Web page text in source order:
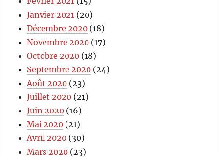
Janvier 2021 (20)
Décembre 2020 (18)
Novembre 2020 (17)
Octobre 2020 (18)
Septembre 2020 (24)
Août 2020 (23)
Juillet 2020 (21)
Juin 2020 (16)
Mai 2020 (21)
Avril 2020 (30)
Mars 2020 (23)